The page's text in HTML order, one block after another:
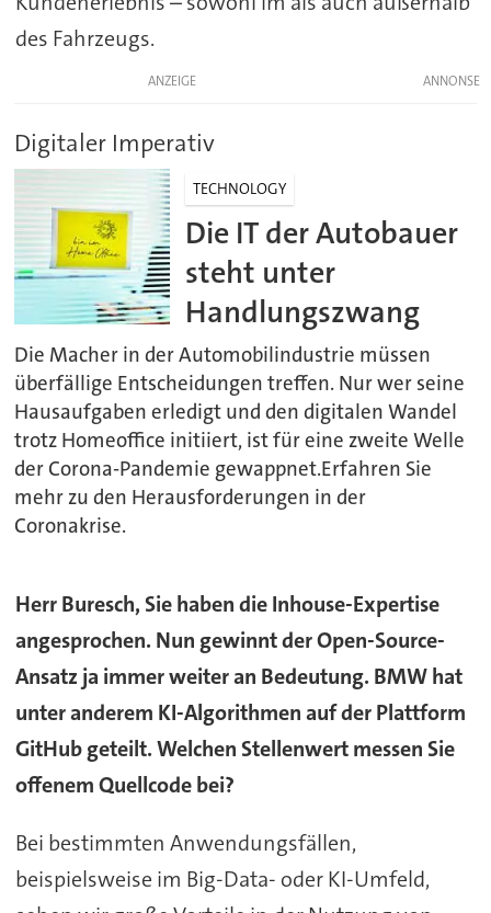
des Fahrzeugs.
ANZEIGE
Digitaler Imperativ
TECHNOLOGY
Die IT der Autobauer
steht unter
Handlungszwang
Die Macher in der Automobilindustrie müssen
überfällige Entscheidungen treffen. Nur wer seine
Hausaufgaben erledigt und den digitalen Wandel
trotz Homeoffice initiiert, ist für eine zweite Welle
der Corona-Pandemie gewappnet.Erfahren Sie
mehr zu den Herausforderungen in der
Coronakrise.
Herr Buresch, Sie haben die Inhouse-Expertise
angesprochen. Nun gewinnt der Open-Source-
Ansatz ja immer weiter an Bedeutung. BMW hat
unter anderem KI-Algorithmen auf der Plattform
GitHub geteilt. Welchen Stellenwert messen Sie
offenem Quellcode bei?
Bei bestimmten Anwendungsfällen,
beispielsweise im Big-Data- oder KI-Umfeld,